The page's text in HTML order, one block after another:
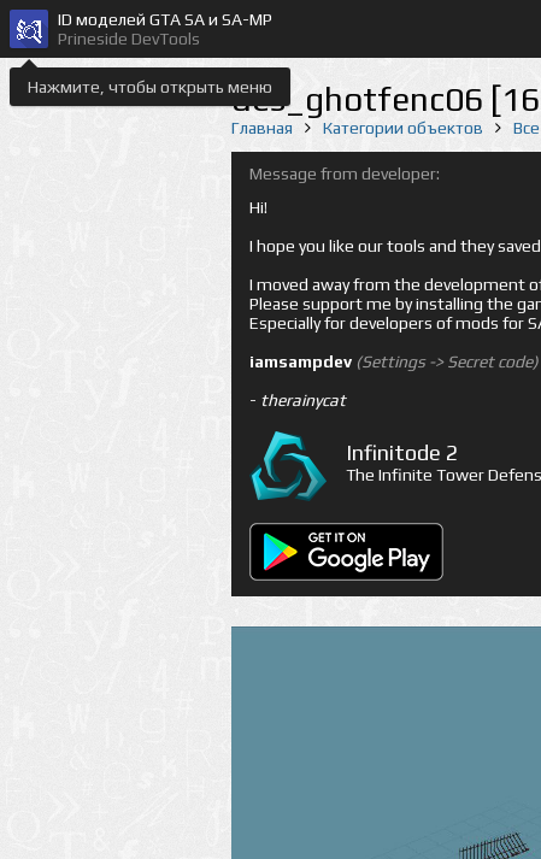
Нажмите, чтобы открыть меню
ID моделей GTA SA и SA-MP
Prineside DevTools
des_ghotfenc06
Главная Категории объектов
Message from developer:
Hi!
I hope you like our tools and they
I moved away from the development
Please support me by installing the
Especially for developers of mods for
iamsampdev (Settings -> Secret code)
- therainycat
Infinitode 2
The Infinite Tower